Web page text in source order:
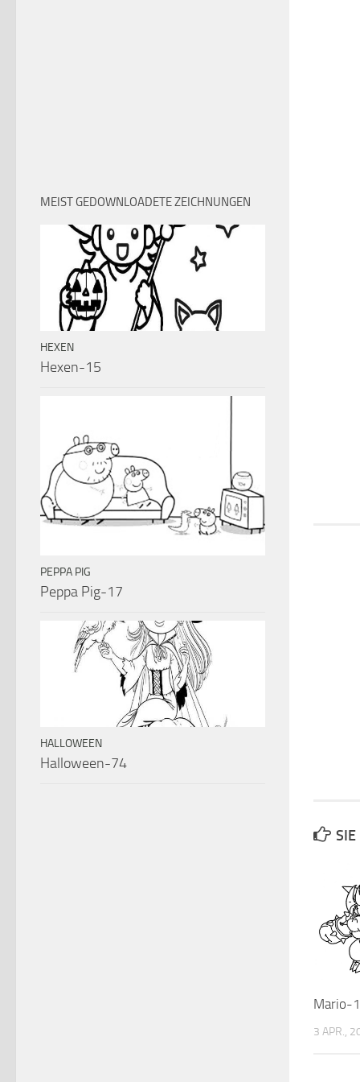
SIE
Mario-
3 APR.,
MEIST GEDOWNLOADETE ZEICHNUNGEN
HEXEN
Hexen-15
PEPPA PIG
Peppa Pig-17
HALLOWEEN
Halloween-74